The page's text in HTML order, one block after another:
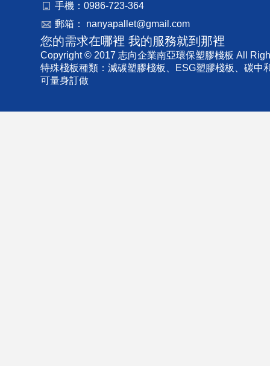
手機：0986-723-364
郵箱：
nanyapallet@gmail.com
您的需求在哪裡 我的服務就到那裡
Copyright © 2017 志向企業南亞環保塑膠棧板 All
特殊棧板種類：減碳塑膠棧板、ESG塑膠棧板、碳
可量身訂做